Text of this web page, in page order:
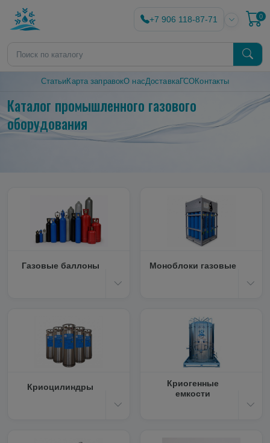
+7 906 118-87-71 0
СтатьиКарта заправокО насДоставкаГСОКонтакты
Каталог промышленного газового
оборудования
Газовые баллоны Моноблоки газовые
Криоцилиндры
Криогенные
емкости